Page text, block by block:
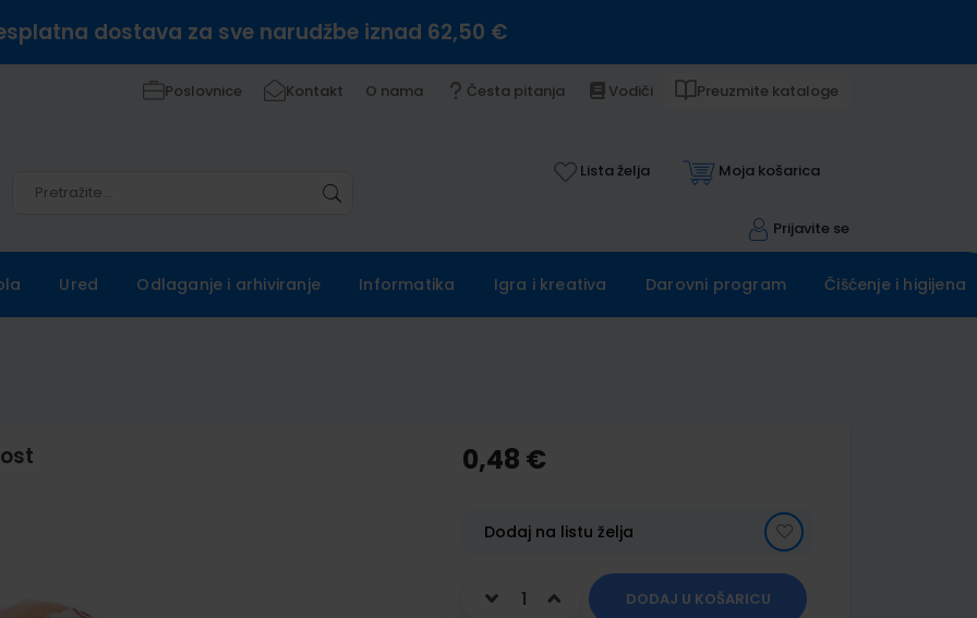
dostava za sve narudžbe iznad 62,50 €
Poslovnice Kontakt O nama Česta pitanja Vodiči Preuzmite kataloge
Lista želja Moja košarica
Prijavite se
Ured Odlaganje i arhiviranje Informatika Igra i kreativa Darovni program Čišćenje i higijena
0,48 €
Dodaj na listu želja
DODAJ U KOŠARICU